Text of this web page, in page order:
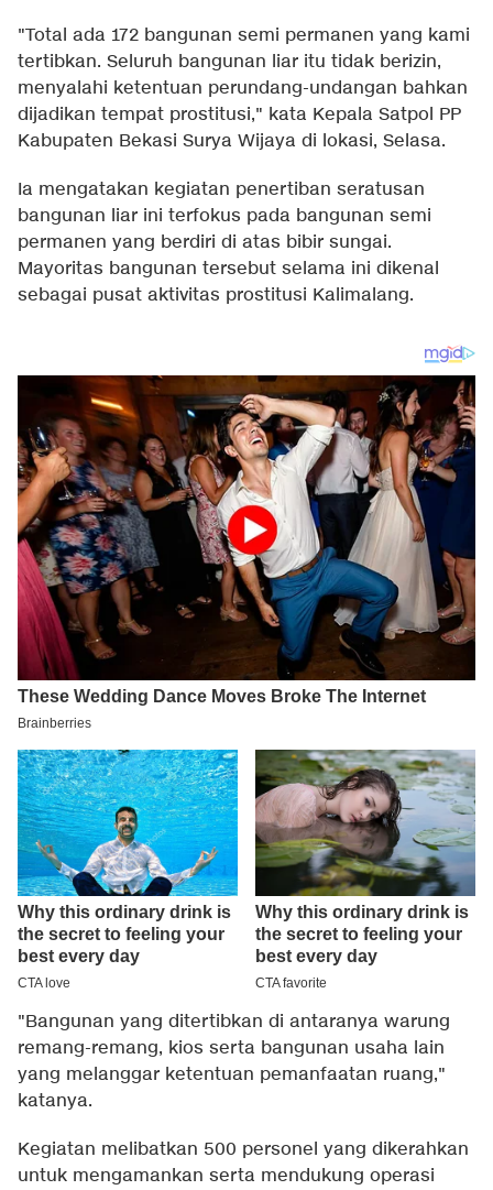
"Total ada 172 bangunan semi permanen yang kami
tertibkan. Seluruh bangunan liar itu tidak berizin,
menyalahi ketentuan perundang-undangan bahkan
dijadikan tempat prostitusi," kata Kepala Satpol PP
Kabupaten Bekasi Surya Wijaya di lokasi, Selasa.
Ia mengatakan kegiatan penertiban seratusan
bangunan liar ini terfokus pada bangunan semi
permanen yang berdiri di atas bibir sungai.
Mayoritas bangunan tersebut selama ini dikenal
sebagai pusat aktivitas prostitusi Kalimalang.
"Bangunan yang ditertibkan di antaranya warung
remang-remang, kios serta bangunan usaha lain
yang melanggar ketentuan pemanfaatan ruang,"
katanya.
Kegiatan melibatkan 500 personel yang dikerahkan
untuk mengamankan serta mendukung operasi